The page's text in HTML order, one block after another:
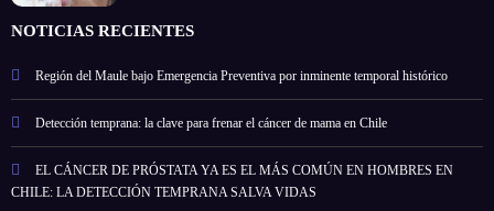
NOTICIAS RECIENTES
Región del Maule bajo Emergencia Preventiva por inminente temporal histórico
Detección temprana: la clave para frenar el cáncer de mama en Chile
EL CÁNCER DE PRÓSTATA YA ES EL MÁS COMÚN EN HOMBRES EN
CHILE: LA DETECCIÓN TEMPRANA SALVA VIDAS